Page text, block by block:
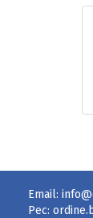
Email:
Pec: